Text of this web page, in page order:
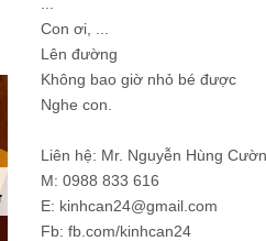
Con ơi, ...
Lên đường
Không bao giờ nhỏ bé được
Nghe con.
Liên hệ: Mr. Nguyễn Hùng
M: 0988 833 616
E: kinhcan24@gmail.com
Fb: fb.com/kinhcan24